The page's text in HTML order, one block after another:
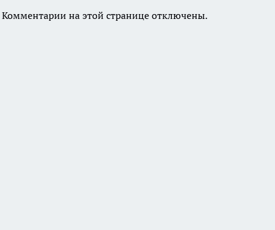
Комментарии на этой странице отключены.